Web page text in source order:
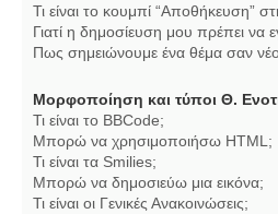
Τι είναι το κουμπί “Αποθήκευση”
Γιατί η δημοσίευση μου πρέπει να
Πως σημειώνουμε ένα θέμα σαν
Μορφοποίηση και τύποι Θ.
Τι είναι το BBCode;
Μπορώ να χρησιμοποιήσω HTML;
Τι είναι τα Smilies;
Μπορώ να δημοσιεύω μια εικόνα;
Τι είναι οι Γενικές Ανακοινώσεις;